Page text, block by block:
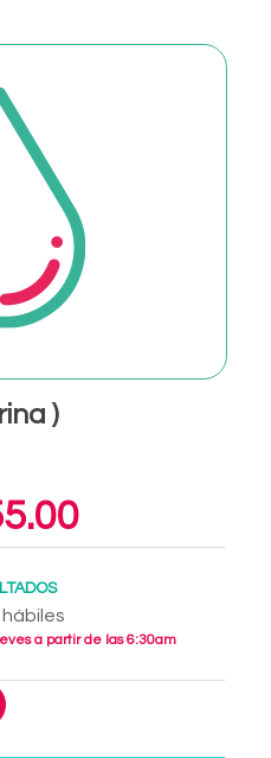
)
hábiles
a partir de las 6:30am